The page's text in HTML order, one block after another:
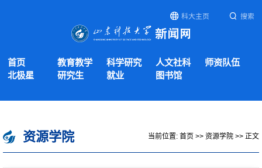
科大主页 搜索
首页 教育教学 科学研究 人文社科
师资队伍
北极星
研究生 就业 图书馆
资源学院 当前位置: 首页 >> 资源学院 >> 正文